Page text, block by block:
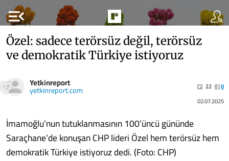
menu_open
Özel: sadece terörsüz değil, terörsüz
ve demokratik Türkiye istiyoruz
Yetkinreport
yetkinreport.com 22
0
02.07.2025
İmamoğlu’nun tutuklanmasının 100’üncü gününde
Saraçhane’de konuşan CHP lideri Özel hem terörsüz hem
demokratik Türkiye istiyoruz dedi. (Foto: CHP)